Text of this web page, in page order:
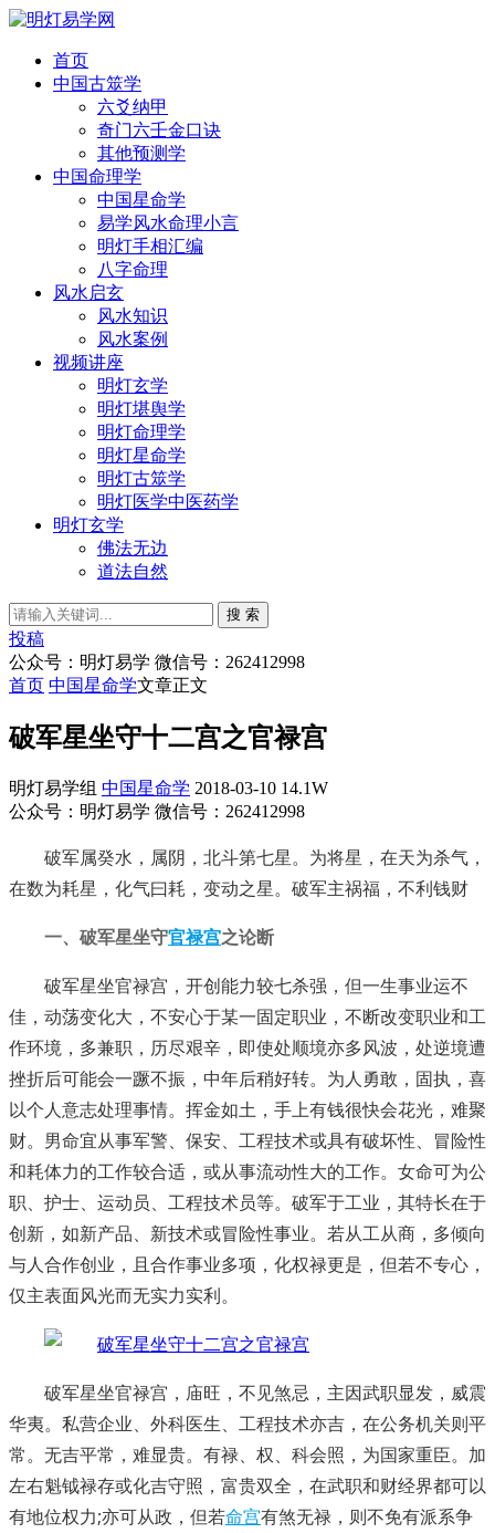
首页
中国古筮学
六爻纳甲
奇门六壬金口诀
其他预测学
中国命理学
中国星命学
易学风水命理小言
明灯手相汇编
八字命理
风水启玄
风水知识
风水案例
视频讲座
明灯玄学
明灯堪舆学
明灯命理学
明灯星命学
明灯古筮学
明灯医学中医药学
明灯玄学
佛法无边
道法自然
搜 索
投稿
公众号：明灯易学 微信号：262412998
首页 中国星命学文章正文
破军星坐守十二宫之官禄宫
明灯易学组 中国星命学 2018-03-10 14.1W
公众号：明灯易学 微信号：262412998
破军属癸水，属阴，北斗第七星。为将星，在天为杀气，
在数为耗星，化气曰耗，变动之星。破军主祸福，不利钱财
一、破军星坐守官禄宫之论断
破军星坐官禄宫，开创能力较七杀强，但一生事业运不
佳，动荡变化大，不安心于某一固定职业，不断改变职业和工
作环境，多兼职，历尽艰辛，即使处顺境亦多风波，处逆境遭
挫折后可能会一蹶不振，中年后稍好转。为人勇敢，固执，喜
以个人意志处理事情。挥金如土，手上有钱很快会花光，难聚
财。男命宜从事军警、保安、工程技术或具有破坏性、冒险性
和耗体力的工作较合适，或从事流动性大的工作。女命可为公
职、护士、运动员、工程技术员等。破军于工业，其特长在于
创新，如新产品、新技术或冒险性事业。若从工从商，多倾向
与人合作创业，且合作事业多项，化权禄更是，但若不专心，
仅主表面风光而无实力实利。
破军星坐官禄宫，庙旺，不见煞忌，主因武职显发，威震
华夷。私营企业、外科医生、工程技术亦吉，在公务机关则平
常。无吉平常，难显贵。有禄、权、科会照，为国家重臣。加
左右魁钺禄存或化吉守照，富贵双全，在武职和财经界都可以
有地位权力;亦可从政，但若命宫有煞无禄，则不免有派系争